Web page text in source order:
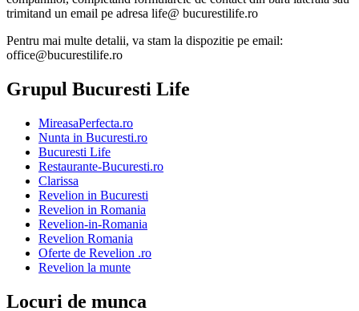
trimitand un email pe adresa life@ bucurestilife.ro
Pentru mai multe detalii, va stam la dispozitie pe email:
office@bucurestilife.ro
Grupul Bucuresti Life
MireasaPerfecta.ro
Nunta in Bucuresti.ro
Bucuresti Life
Restaurante-Bucuresti.ro
Clarissa
Revelion in Bucuresti
Revelion in Romania
Revelion-in-Romania
Revelion Romania
Oferte de Revelion .ro
Revelion la munte
Locuri de munca